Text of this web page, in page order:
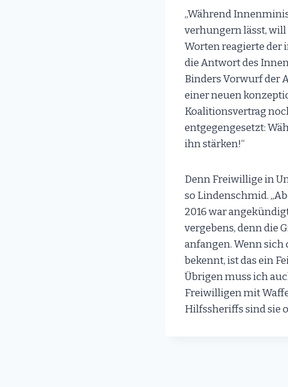
„Während
verhungern lässt, will
Worten reagierte
die Antwort des
Binders Vorwurf der
einer neuen
Koalitionsvertrag
entgegengesetzt:
ihn stärken!“
Denn Freiwillige in
so Lindenschmid.
2016 war
vergebens, denn die
anfangen. Wenn
bekennt, ist das ein
Übrigen muss ich
Freiwilligen mit
Hilfssheriffs sind sie